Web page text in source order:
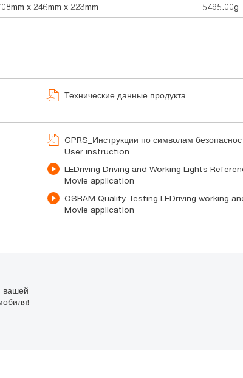
x 246mm x 223mm 5495.00g
Технические данные продукта
GPRS_Инструкции по символам
User instruction
LEDriving Driving and Working Lights
Movie application
OSRAM Quality Testing LEDriving working
Movie application
вашей